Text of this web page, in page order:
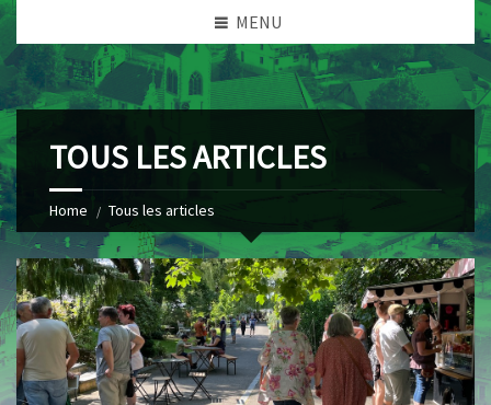
MENU
TOUS LES ARTICLES
Home Tous les articles